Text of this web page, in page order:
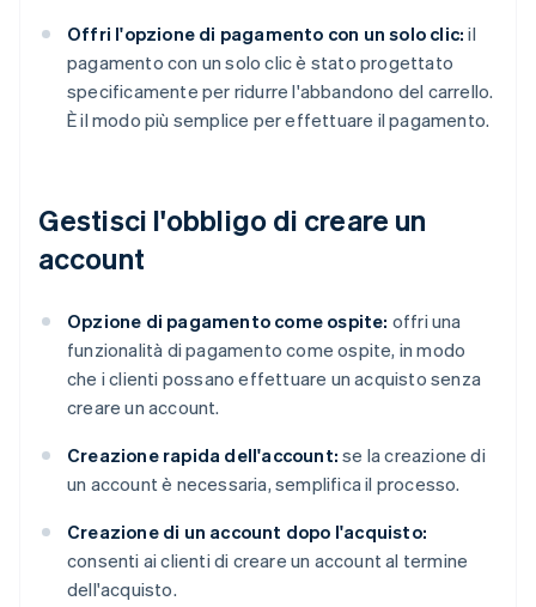
Offri l'opzione di pagamento con un solo clic: il
pagamento con un solo clic è stato progettato
specificamente per ridurre l'abbandono del carrello.
È il modo più semplice per effettuare il pagamento.
Gestisci l'obbligo di creare un
account
Opzione di pagamento come ospite: offri una
funzionalità di pagamento come ospite, in modo
che i clienti possano effettuare un acquisto senza
creare un account.
Creazione rapida dell'account: se la creazione di
un account è necessaria, semplifica il processo.
Creazione di un account dopo l'acquisto:
consenti ai clienti di creare un account al termine
dell'acquisto.